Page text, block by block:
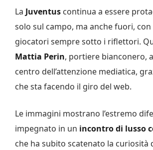
La Juventus continua a essere
solo sul campo, ma anche fuori, con
giocatori sempre sotto i riflettori.
Mattia Perin, portiere bianconero,
centro dell’attenzione mediatica,
che sta facendo il giro del web.
Le immagini mostrano l’estremo
impegnato in un incontro di lusso
che ha subito scatenato la curiosità